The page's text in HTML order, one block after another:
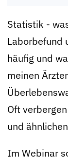
Statistik -
Laborbefund
häufig und
meinen
Oft
und
Im Webinar